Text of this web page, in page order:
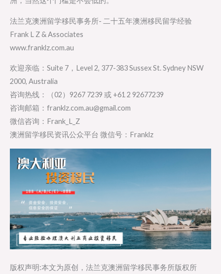
法兰克澳洲留学移民事务所- 二十五年澳洲移民留学经验
Frank L Z & Associates
www.franklz.com.au
欢迎亲临：Suite 7，Level 2, 377-383 Sussex St. Sydney NSW
2000, Australia
咨询热线：（02）9267 7239 或 +61 2 92677239
咨询邮箱：franklz.com.au@gmail.com
微信咨询：Frank_L_Z
澳洲留学移民资讯公众平台 微信号：Franklz
版权声明:本文为原创，法兰克澳洲留学移民事务所版权所